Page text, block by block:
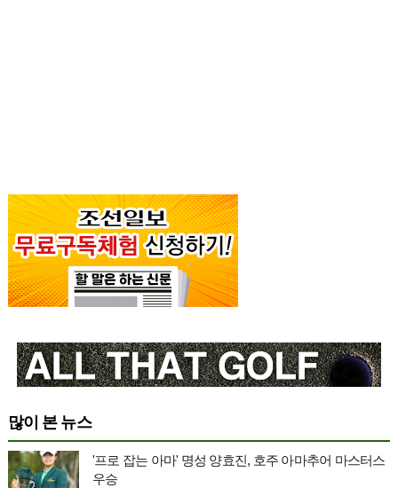
많이 본 뉴스
'프로 잡는 아마' 명성 양효진, 호주 아마추어 마스터스
우승